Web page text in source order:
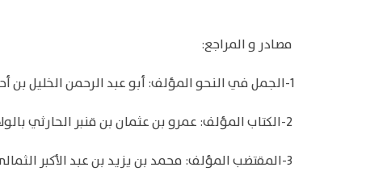
مصادر و المراجع:
1-الجمل في النحو المؤلف: أبو عبد الرحمن الخليل بن أحمد بن عمرو بن تميم الفراهيدي البصري (ت ١٧٠هـ)